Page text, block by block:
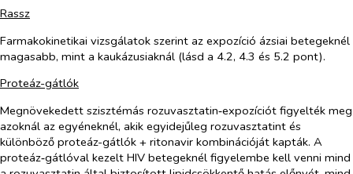
Rassz
Farmakokinetikai vizsgálatok szerint az expozíció ázsiai betegeknél
magasabb, mint a kaukázusiaknál (lásd a 4.2, 4.3 és 5.2 pont).
Proteáz-gátlók
Megnövekedett szisztémás rozuvasztatin‑expozíciót figyelték meg
azoknál az egyéneknél, akik egyidejűleg rozuvasztatint és
különböző proteáz-gátlók + ritonavir kombinációját kapták. A
proteáz‑gátlóval kezelt HIV betegeknél figyelembe kell venni mind